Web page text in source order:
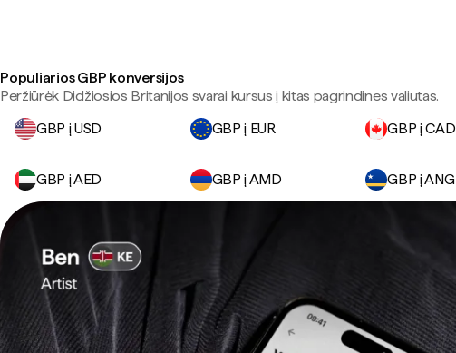
Populiarios GBP konversijos
Peržiūrėk Didžiosios Britanijos svarai kursus į kitas pagrindines valiutas.
GBP į USD
GBP į EUR GBP į CAD
GBP į AED GBP į AMD GBP į ANG